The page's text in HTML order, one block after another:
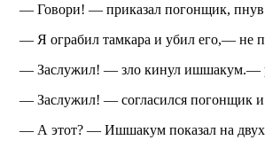
— Говори! — приказал погонщик, пнув
— Я ограбил тамкара и убил его,— не
— Заслужил! — зло кинул ишшакум.—
— Заслужил! — согласился погонщик и
— А этот? — Ишшакум показал на двух